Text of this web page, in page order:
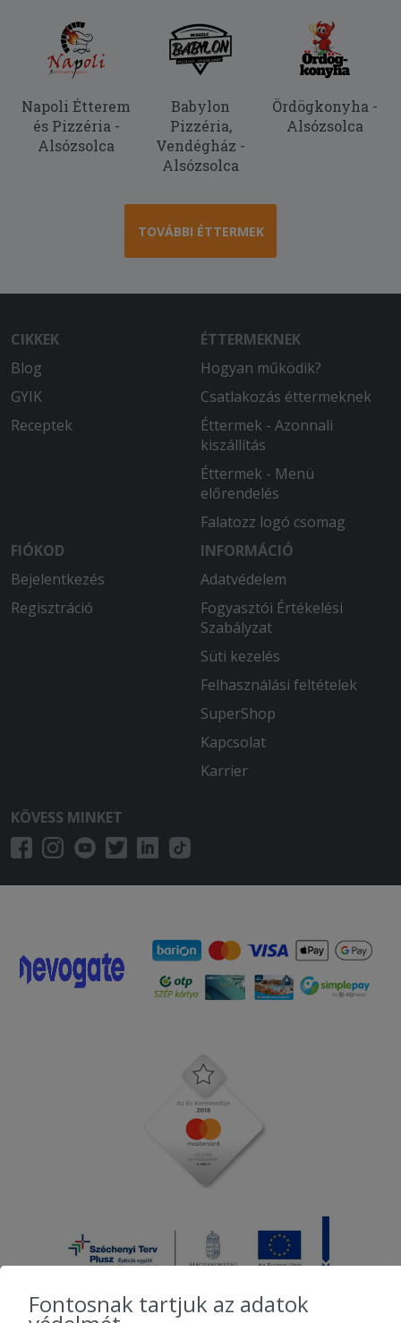
köszönjük!
2025-11-15 - Dóra:
2025-10-31 - :
Sokadjára rendeltünk innen, mindig
finom a kaja. ) A
imádom, azt szinte mindig rendelem, a
pizzáik is egész jók.
máskor is még természetesen.
Napoli Étterem
és Pizzéria -
Alsózsolca
Babylon
Pizzéria,
Vendégház -
Alsózsolca
Ördögkonyha -
Alsózsolca
TOVÁBBI ÉTTERMEK
CIKKEK
Blog
GYIK
Receptek
ÉTTERMEKNEK
Hogyan működik?
Csatlakozás éttermeknek
Éttermek - Azonnali
kiszállítás
Éttermek - Menü
előrendelés
Falatozz logó csomag
FIÓKOD
Bejelentkezés
Regisztráció
INFORMÁCIÓ
Adatvédelem
Fogyasztói Értékelési
Szabályzat
Süti kezelés
Felhasználási feltételek
SuperShop
Kapcsolat
Karrier
KÖVESS MINKET
Fontosnak tartjuk az adatok